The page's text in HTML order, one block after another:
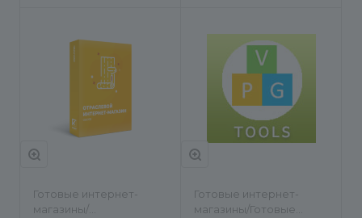
Готовые интернет-
магазины/
Готовые интернет-
магазины/Готовые